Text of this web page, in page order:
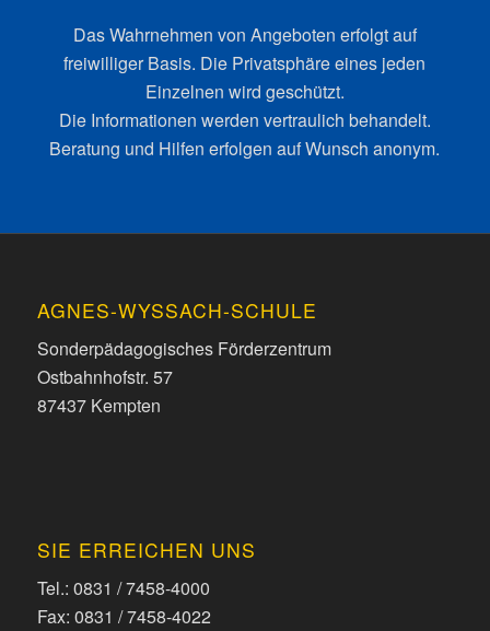
Das Wahrnehmen von Angeboten erfolgt auf
freiwilliger Basis. Die Privatsphäre eines jeden
Einzelnen wird geschützt.
Die Informationen werden vertraulich behandelt.
Beratung und Hilfen erfolgen auf Wunsch anonym.
AGNES-WYSSACH-SCHULE
Sonderpädagogisches Förderzentrum
Ostbahnhofstr. 57
87437 Kempten
SIE ERREICHEN UNS
Tel.: 0831 / 7458-4000
Fax: 0831 / 7458-4022